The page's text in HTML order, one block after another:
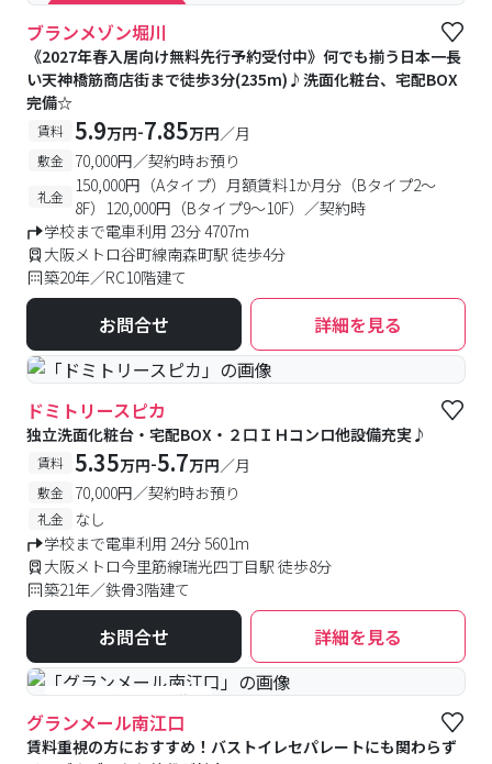
#キャンペーン実施中
ブランメゾン堀川
《2027年春入居向け無料先行予約受付中》何でも揃う日本一長
い天神橋筋商店街まで徒歩3分(235m)♪洗面化粧台、宅配BOX
完備☆
賃料 5.9万円-7.85万円／月
敷金 70,000円／契約時お預り
礼金
150,000円（Aタイプ）月額賃料1か月分（Bタイプ2～
8F）120,000円（Bタイプ9～10F）／契約時
学校まで電車利用 23分 4707m
大阪メトロ谷町線南森町駅 徒歩4分
築20年／RC10階建て
お問合せ 詳細を見る
ドミトリースピカ
独立洗面化粧台・宅配BOX・２口ＩＨコンロ他設備充実♪
賃料 5.35万円-5.7万円／月
敷金 70,000円／契約時お預り
礼金
なし
学校まで電車利用 24分 5601m
大阪メトロ今里筋線瑞光四丁目駅 徒歩8分
築21年／鉄骨3階建て
お問合せ 詳細を見る
#予約受付中 #空室待ち
グランメール南江口
賃料重視の方におすすめ！バストイレセパレートにも関わらず